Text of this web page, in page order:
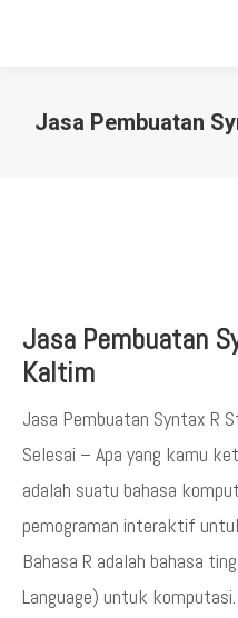
Jasa Pembuatan
Jasa Pembuatan
Kaltim
Jasa Pembuatan Syntax R
Selesai – Apa yang kamu
adalah suatu bahasa
pemograman interaktif
Bahasa R adalah bahasa
Language) untuk